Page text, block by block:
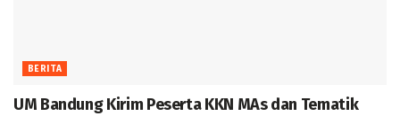
BERITA
UM Bandung Kirim Peserta KKN MAs dan Tematik